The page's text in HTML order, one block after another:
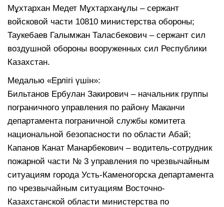
Мұхтархан Медет Мұхтарханұлы – сержант
войсковой части 10810 министерства обороны;
Таукебаев Галымжан Таласбекович – сержант сил
воздушной обороны вооруженных сил Республики
Казахстан.
Медалью «Ерлігі үшін»:
Бильтанов Ербулан Закирович – начальник группы
пограничного управления по району Маканчи
департамента пограничной службы комитета
национальной безопасности по области Абай;
Капанов Канат Манарбекович – водитель-сотрудник
пожарной части № 3 управления по чрезвычайным
ситуациям города Усть-Каменогорска департамента
по чрезвычайным ситуациям Восточно-
Казахстанской области министерства по